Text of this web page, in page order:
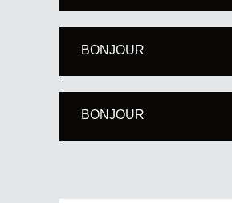
BONJOUR
BONJOUR